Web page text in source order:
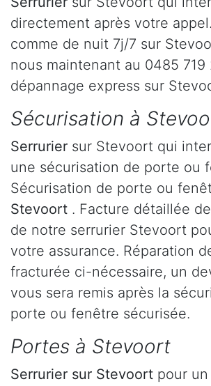
directement après votre
comme de nuit 7j/7 sur
nous maintenant au 0485 719
dépannage express sur
Sécurisation à
Serrurier sur Stevoort qui
une sécurisation de porte ou
Sécurisation de porte ou
Stevoort . Facture détaillée
de notre serrurier Stevoort
votre assurance. Réparation
fracturée ci-nécessaire, un
vous sera remis après la
porte ou fenêtre sécurisée.
Portes à Stevoort
Serrurier sur Stevoort pour